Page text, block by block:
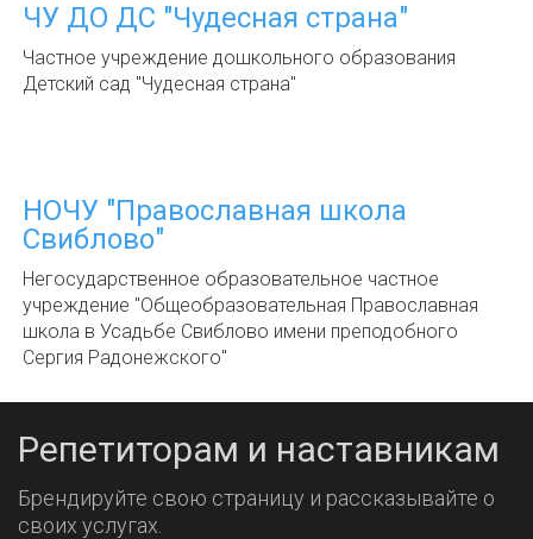
ЧУ ДО ДС "Чудесная страна"
Частное учреждение дошкольного образования
Детский сад "Чудесная страна"
НОЧУ "Православная школа
Свиблово"
Негосударственное образовательное частное
учреждение "Общеобразовательная Православная
школа в Усадьбе Свиблово имени преподобного
Сергия Радонежского"
Репетиторам и наставникам
Брендируйте свою страницу и рассказывайте о
своих услугах.